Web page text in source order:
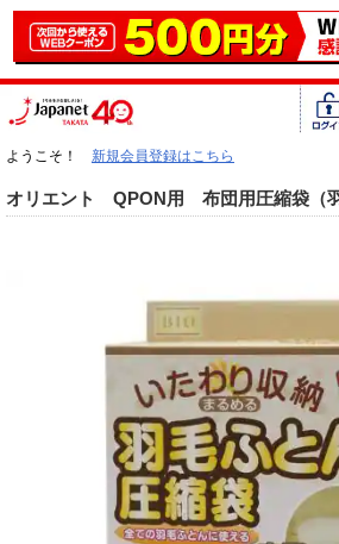
ようこそ！ 新規会員登録はこちら
オリエント QPON用 布団用圧縮袋（